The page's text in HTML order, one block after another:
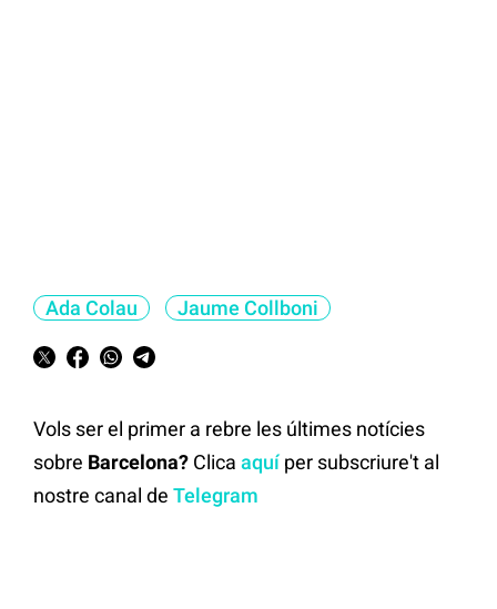
Ada Colau Jaume Collboni
Vols ser el primer a rebre les últimes notícies
sobre Barcelona? Clica aquíper subscriure't al
nostre canal de Telegram